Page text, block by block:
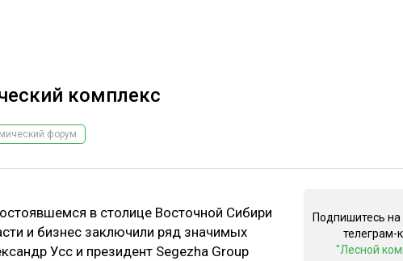
комплекс
форум
в столице Восточной Сибири
и бизнес заключили ряд значимых
Усс и президент Segezha Group
Подпишитесь на
телеграм-
"Лесной